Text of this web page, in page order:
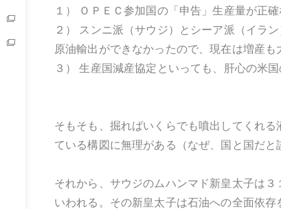
１） ＯＰＥＣ参加国の「申告」生産量が正
２） スンニ派（サウジ）とシーア派（イラ
原油輸出ができなかったので、現在は増産
３） 生産国減産協定といっても、肝心の米
そもそも、掘ればいくらでも噴出してくれ
ている構図に無理がある（なぜ、国と国だと
それから、サウジのムハンマド新皇太子は
いわれる。その新皇太子は石油への全面依